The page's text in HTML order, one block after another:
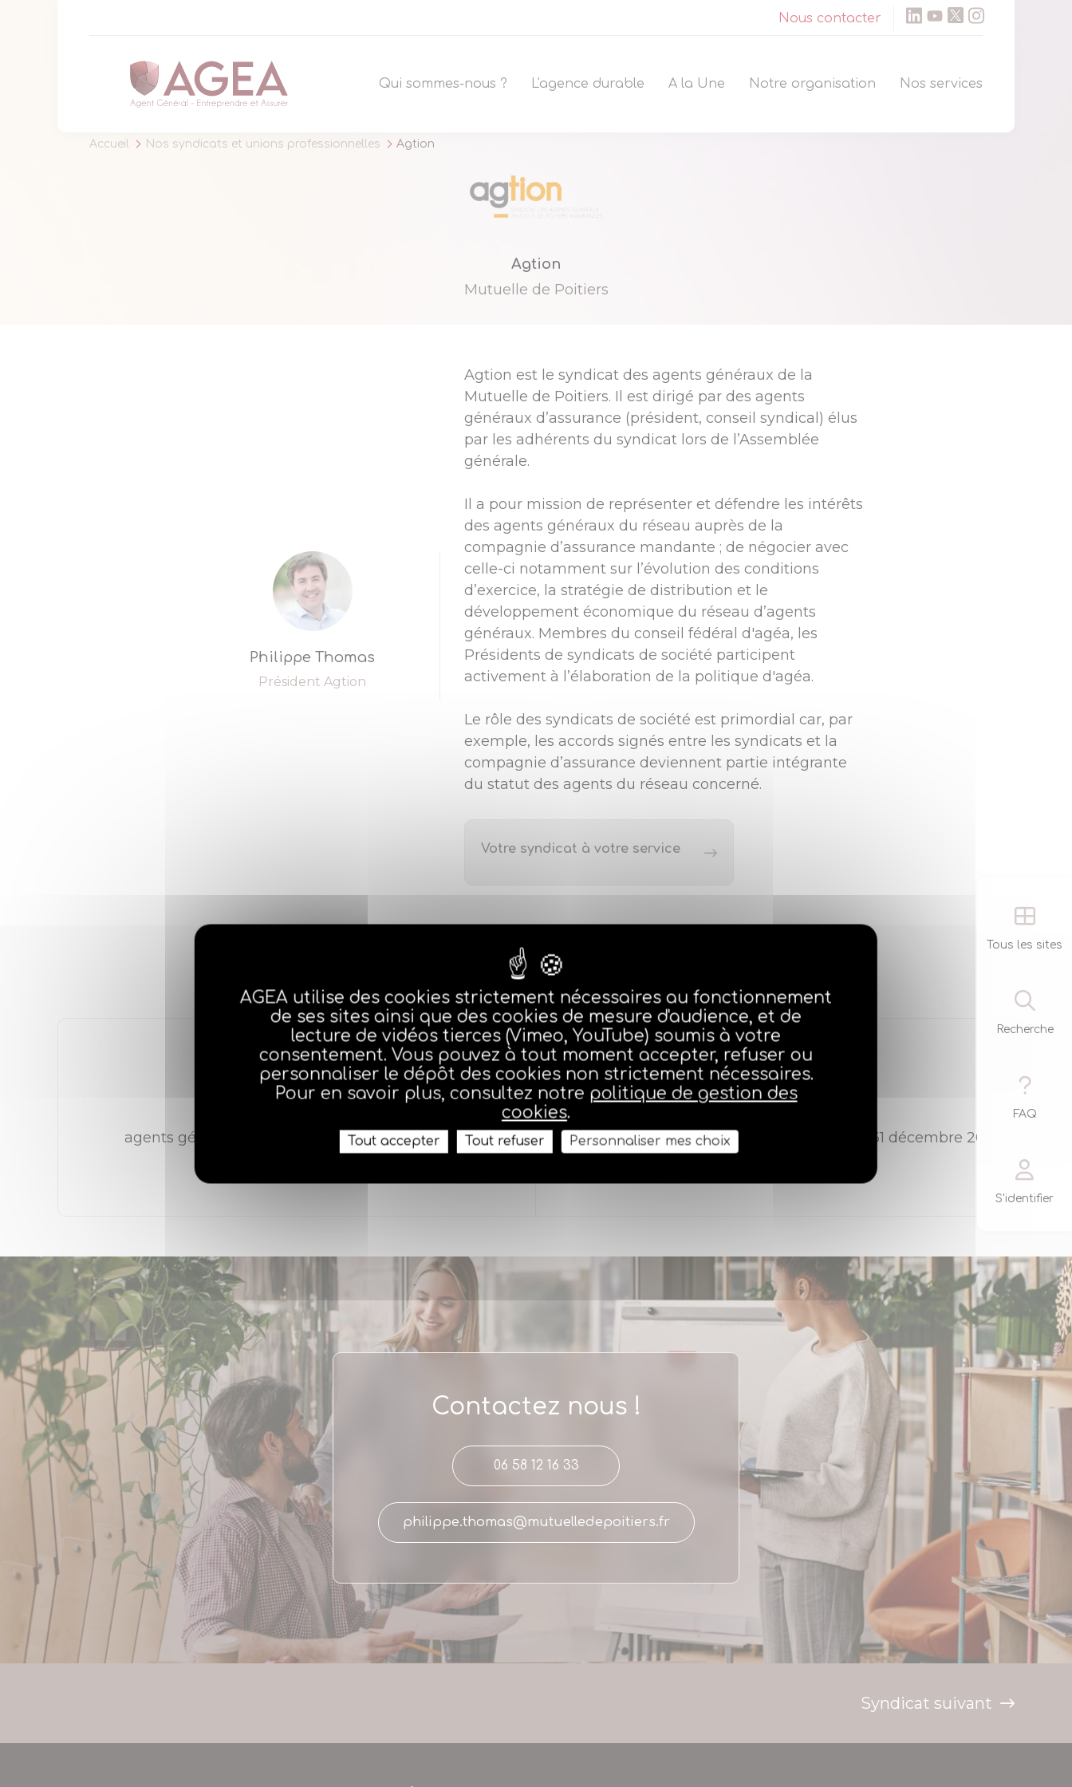
Nous contacter
Qui sommes-nous ? L'agence durable A la Une Notre organisation Nos services
Accueil Nos syndicats et unions professionnelles Agtion
Tous les sites
Recherche
FAQ
S'identifier
Agtion
Mutuelle de Poitiers
Philippe Thomas
Président Agtion
Agtion est le syndicat des agents généraux de la
Mutuelle de Poitiers. Il est dirigé par des agents
généraux d’assurance (président, conseil syndical) élus
par les adhérents du syndicat lors de l’Assemblée
générale.
Il a pour mission de représenter et défendre les intérêts
des agents généraux du réseau auprès de la
compagnie d’assurance mandante ; de négocier avec
celle-ci notamment sur l’évolution des conditions
d’exercice, la stratégie de distribution et le
développement économique du réseau d’agents
généraux. Membres du conseil fédéral d'agéa, les
Présidents de syndicats de société participent
activement à l’élaboration de la politique d'agéa.
Le rôle des syndicats de société est primordial car, par
exemple, les accords signés entre les syndicats et la
compagnie d’assurance deviennent partie intégrante
du statut des agents du réseau concerné.
Votre syndicat à votre service
Les chiffres clés AGTION
265
agents généraux Mutuelle de Poitiers en France
212
agents généraux sont adhérents à Agtion au 31 décembre 2024
Contactez nous !
06 58 12 16 33
philippe.thomas@mutuelledepoitiers.fr
Syndicat suivant
AGEA utilise des cookies strictement nécessaires au fonctionnement
de ses sites ainsi que des cookies de mesure d'audience, et de
lecture de vidéos tierces (Vimeo, YouTube) soumis à votre
consentement. Vous pouvez à tout moment accepter, refuser ou
personnaliser le dépôt des cookies non strictement nécessaires.
Pour en savoir plus, consultez notre politique de gestion des
cookies.
Tout accepter Tout refuser Personnaliser mes choix